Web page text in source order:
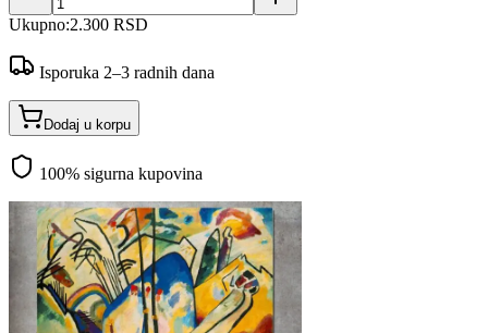
Ukupno:2.300 RSD
Isporuka 2–3 radnih dana
Dodaj u korpu
100% sigurna kupovina